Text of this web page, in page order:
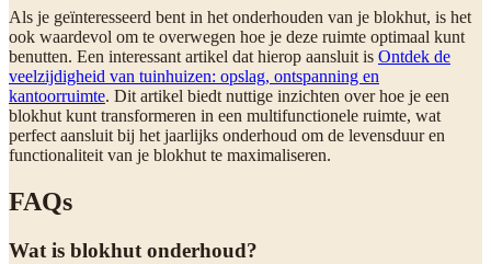
Als je geïnteresseerd bent in het onderhouden van je blokhut, is het
ook waardevol om te overwegen hoe je deze ruimte optimaal kunt
benutten. Een interessant artikel dat hierop aansluit is Ontdek de
veelzijdigheid van tuinhuizen: opslag, ontspanning en
kantoorruimte. Dit artikel biedt nuttige inzichten over hoe je een
blokhut kunt transformeren in een multifunctionele ruimte, wat
perfect aansluit bij het jaarlijks onderhoud om de levensduur en
functionaliteit van je blokhut te maximaliseren.
FAQs
Wat is blokhut onderhoud?